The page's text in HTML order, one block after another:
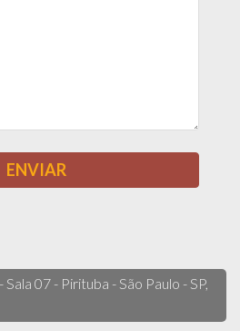
Sala 07 - Pirituba - São Paulo - SP,